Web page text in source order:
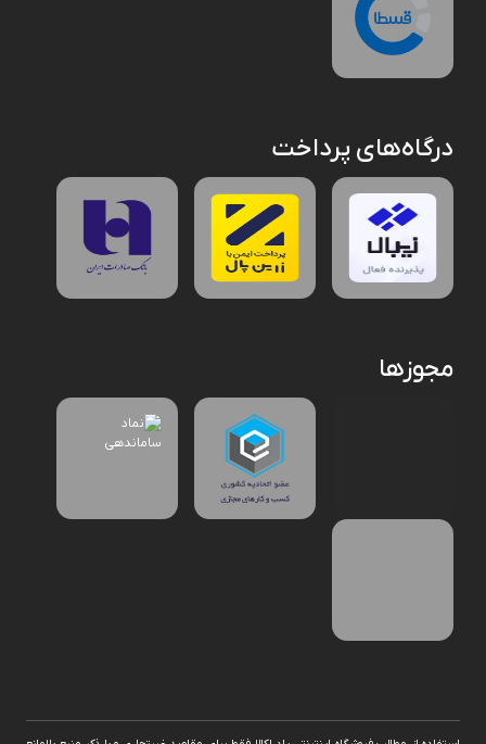
درگاه‌های پرداخت
مجوزها